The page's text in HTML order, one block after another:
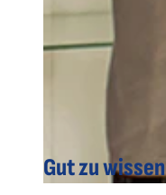
Gut zu wissen